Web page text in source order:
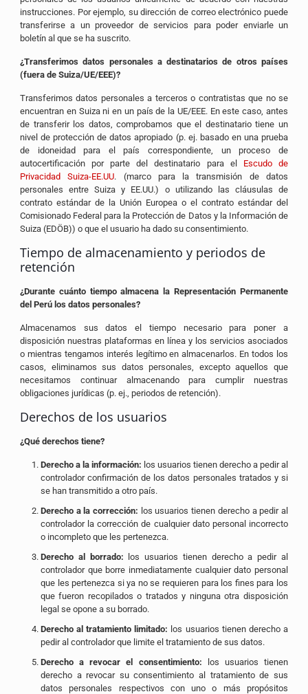
instrucciones. Por ejemplo, su dirección de correo electrónico puede
transferirse a un proveedor de servicios para poder enviarle un
boletín al que se ha suscrito.
¿Transferimos datos personales a destinatarios de otros países
(fuera de Suiza/UE/EEE)?
Transferimos datos personales a terceros o contratistas que no se
encuentran en Suiza ni en un país de la UE/EEE. En este caso, antes
de transferir los datos, comprobamos que el destinatario tiene un
nivel de protección de datos apropiado (p. ej. basado en una prueba
de idoneidad para el país correspondiente, un proceso de
autocertificación por parte del destinatario para el Escudo de
Privacidad Suiza-EE.UU. (marco para la transmisión de datos
personales entre Suiza y EE.UU.) o utilizando las cláusulas de
contrato estándar de la Unión Europea o el contrato estándar del
Comisionado Federal para la Protección de Datos y la Información de
Suiza (EDÖB)) o que el usuario ha dado su consentimiento.
Tiempo de almacenamiento y periodos de
retención
¿Durante cuánto tiempo almacena la Representación Permanente
del Perú los datos personales?
Almacenamos sus datos el tiempo necesario para poner a
disposición nuestras plataformas en línea y los servicios asociados
o mientras tengamos interés legítimo en almacenarlos. En todos los
casos, eliminamos sus datos personales, excepto aquellos que
necesitamos continuar almacenando para cumplir nuestras
obligaciones jurídicas (p. ej., periodos de retención).
Derechos de los usuarios
¿Qué derechos tiene?
Derecho a la información: los usuarios tienen derecho a pedir al
controlador confirmación de los datos personales tratados y si
se han transmitido a otro país.
Derecho a la corrección: los usuarios tienen derecho a pedir al
controlador la corrección de cualquier dato personal incorrecto
o incompleto que les pertenezca.
Derecho al borrado:
los usuarios tienen derecho a pedir al
controlador que borre inmediatamente cualquier dato personal
que les pertenezca si ya no se requieren para los fines para los
que fueron recopilados o tratados y ninguna otra disposición
legal se opone a su borrado.
Derecho al tratamiento limitado: los usuarios tienen derecho a
pedir al controlador que limite el tratamiento de sus datos.
Derecho a revocar el consentimiento: los usuarios tienen
derecho a revocar su consentimiento al tratamiento de sus
datos personales respectivos con uno o más propósitos